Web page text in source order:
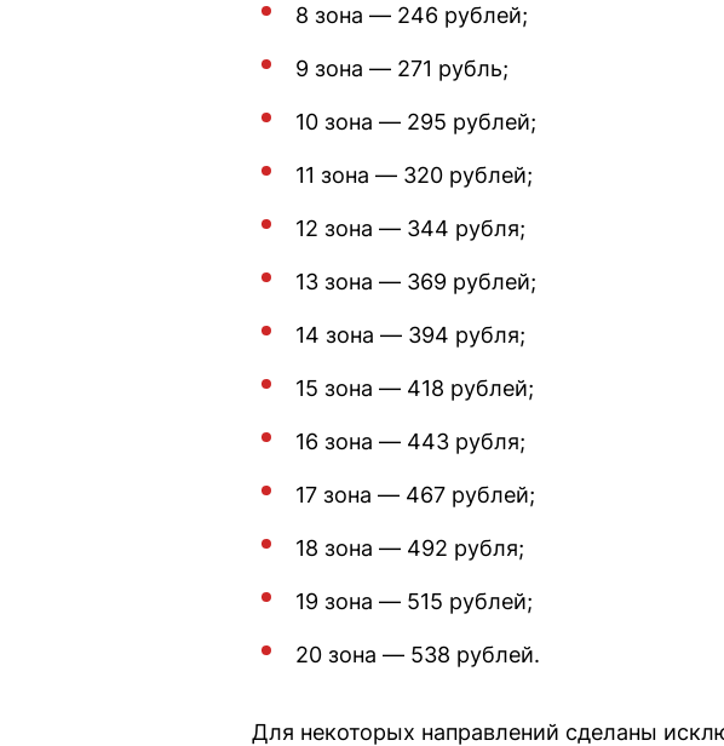
8 зона — 246 рублей;
9 зона — 271 рубль;
10 зона — 295 рублей;
11 зона — 320 рублей;
12 зона — 344 рубля;
13 зона — 369 рублей;
14 зона — 394 рубля;
15 зона — 418 рублей;
16 зона — 443 рубля;
17 зона — 467 рублей;
18 зона — 492 рубля;
19 зона — 515 рублей;
20 зона — 538 рублей.
Для некоторых направлений сделаны